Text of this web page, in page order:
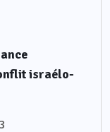
israélo-